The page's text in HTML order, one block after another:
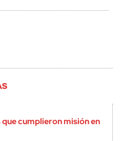
cumplieron misión en